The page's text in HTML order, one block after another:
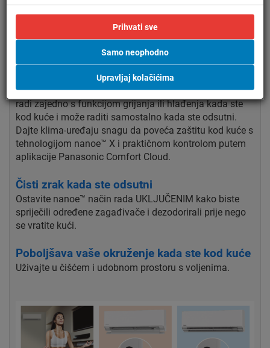
nanoe™ X: Poboljšana zaštita 24/7
Čisti vaš zrak, tako da unutarnje okruženje može biti
čišće i ugodnije mjesto za boravak cijeli dan. nanoe™ X
radi zajedno s funkcijom grijanja ili hlađenja kada ste
kod kuće i može raditi samostalno kada ste odsutni.
Dajte klima-uređaju snagu da poveća zaštitu kod kuće s
tehnologijom nanoe™ X i praktičnom kontrolom putem
aplikacije Panasonic Comfort Cloud.
Čisti zrak kada ste odsutni
Ostavite nanoe™ način rada UKLJUČENIM kako biste
spriječili određene zagađivače i dezodorirali prije nego
se vratite kući.
Poboljšava vaše okruženje kada ste kod kuće
Uživajte u čišćem i udobnom prostoru s voljenima.
Prihvati sve
Samo neophodno
Upravljaj kolačićima